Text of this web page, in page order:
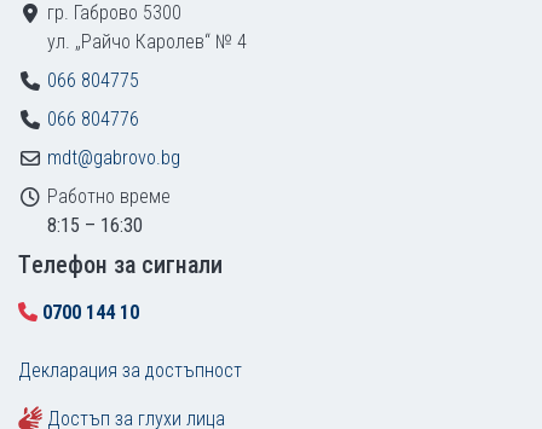
гр. Габрово 5300
ул. „Райчо Каролев“ № 4
066 804775
066 804776
mdt@gabrovo.bg
Работно време
8:15 – 16:30
Tелефон за сигнали
0700 144 10
Декларация за достъпност
Достъп за глухи лица